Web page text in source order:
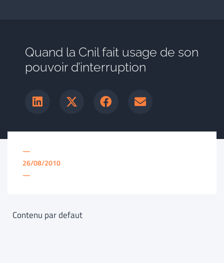
Quand la Cnil fait usage de son
pouvoir d’interruption
—
26/08/2010
—
Contenu par defaut